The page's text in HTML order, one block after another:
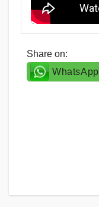
Share on:
WhatsApp